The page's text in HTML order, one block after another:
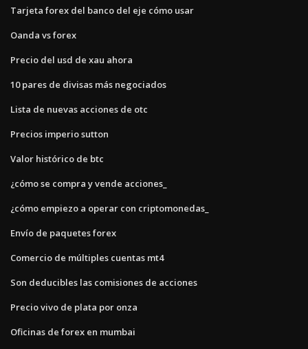
Tarjeta forex del banco del eje cómo usar
Oanda vs forex
Precio del usd de xau ahora
10 pares de divisas más negociados
Lista de nuevas acciones de otc
Precios imperio sutton
Valor histórico de btc
¿cómo se compra y vende acciones_
¿cómo empiezo a operar con criptomonedas_
Envío de paquetes forex
Comercio de múltiples cuentas mt4
Son deducibles las comisiones de acciones
Precio vivo de plata por onza
Oficinas de forex en mumbai